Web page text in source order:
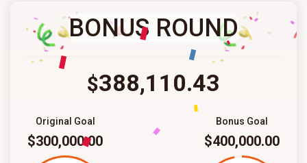
BONUS ROUND
$388,110.43
Bonus Goal
$400,000.00
Original Goal
$300,000.00